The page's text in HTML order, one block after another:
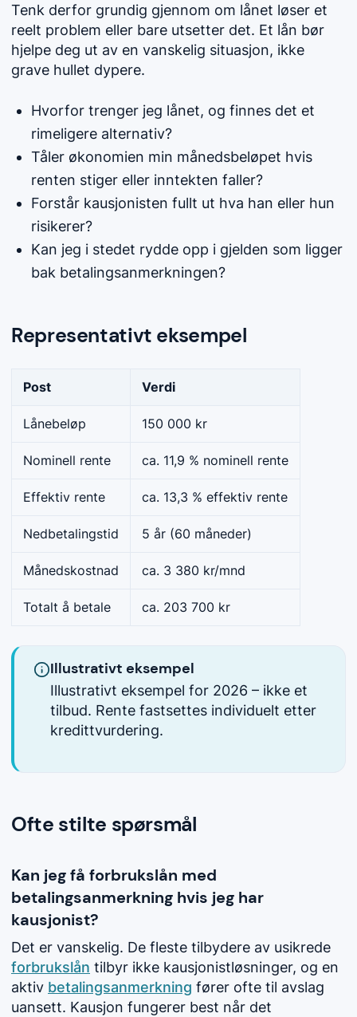
Tenk derfor grundig gjennom om lånet løser et
reelt problem eller bare utsetter det. Et lån bør
hjelpe deg ut av en vanskelig situasjon, ikke
grave hullet dypere.
Hvorfor trenger jeg lånet, og finnes det et
rimeligere alternativ?
Tåler økonomien min månedsbeløpet hvis
renten stiger eller inntekten faller?
Forstår kausjonisten fullt ut hva han eller hun
risikerer?
Kan jeg i stedet rydde opp i gjelden som ligger
bak betalingsanmerkningen?
Representativt eksempel
Post Verdi
Lånebeløp 150 000 kr
Nominell rente ca. 11,9 % nominell rente
Effektiv rente ca. 13,3 % effektiv rente
Nedbetalingstid 5 år (60 måneder)
Månedskostnad ca. 3 380 kr/mnd
Totalt å betale ca. 203 700 kr
Illustrativt eksempel
Illustrativt eksempel for 2026 – ikke et
tilbud. Rente fastsettes individuelt etter
kredittvurdering.
Ofte stilte spørsmål
Kan jeg få forbrukslån med
betalingsanmerkning hvis jeg har
kausjonist?
Det er vanskelig. De fleste tilbydere av usikrede
forbrukslån tilbyr ikke kausjonistløsninger, og en
aktiv betalingsanmerkning fører ofte til avslag
uansett. Kausjon fungerer best når det